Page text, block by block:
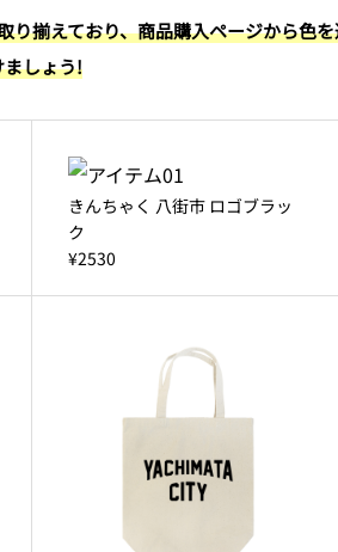
り揃えており、商品購入ページから色
しょう!
きんちゃく 八街市 ロゴブラッ
ク
¥2530